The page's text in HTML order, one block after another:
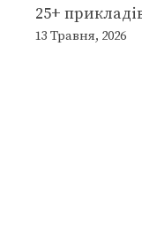
25+
13 Травня, 2026